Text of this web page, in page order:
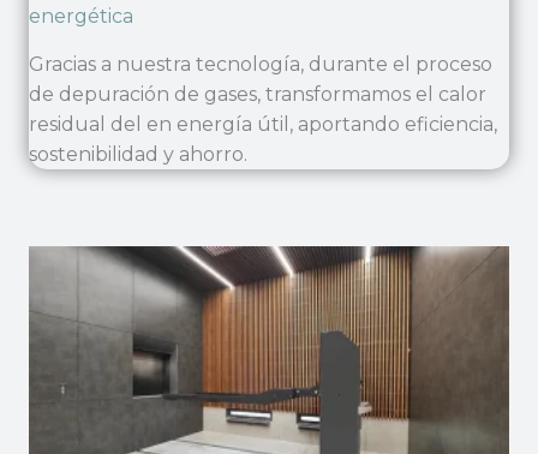
energética
Gracias a nuestra tecnología, durante el proceso
de depuración de gases, transformamos el calor
residual del en energía útil, aportando eficiencia,
sostenibilidad y ahorro.